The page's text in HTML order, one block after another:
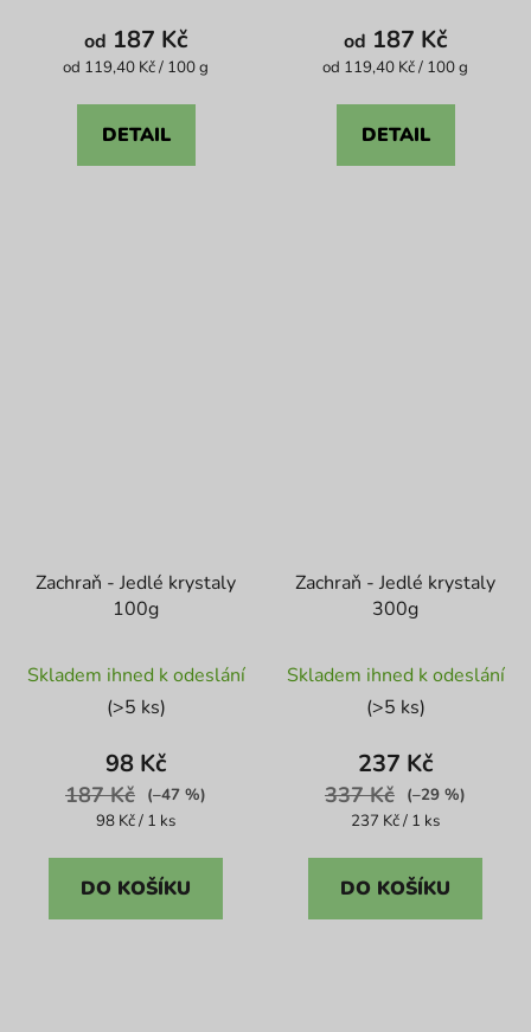
je
4,1
5
od 187 Kč
Měrná
od 119,40 Kč / 100 g
DETAIL
je
5,0
5
od 187 Kč
Měrná
od 119,40 Kč / 100 g
DETAIL
Zachraň - Jedlé krystaly
100g
hodnocení
produktu
je
4,3
z
hvězdiček.
Skladem ihned k odeslání
(>5 ks)
98 Kč
187 Kč
(–47 %)
Měrná
98 Kč / 1 ks
DO KOŠÍKU
Zachraň - Jedlé krystaly
300g
hodnocení
produktu
je
3,5
z
hvězdiček.
Skladem ihned k odeslání
(>5 ks)
237 Kč
337 Kč
(–29 %)
Měrná
237 Kč / 1 ks
DO KOŠÍKU